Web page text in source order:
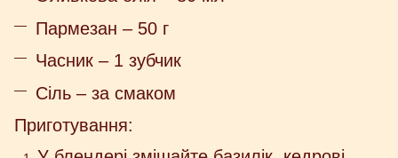
Пармезан – 50 г
Часник – 1 зубчик
Сіль – за смаком
Приготування: